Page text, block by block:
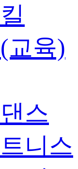
교육)
스
니스